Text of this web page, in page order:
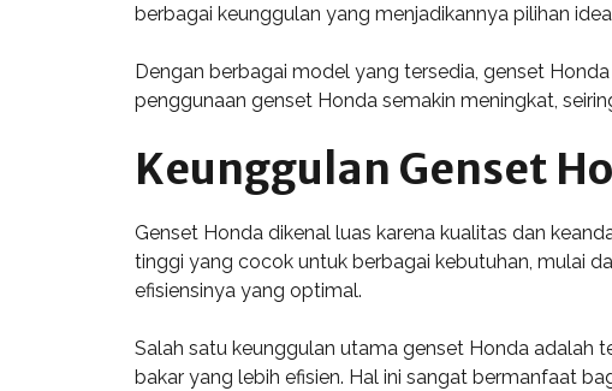
berbagai keunggulan yang menjadikannya pilihan
Dengan berbagai model yang tersedia, genset
penggunaan genset Honda semakin meningkat,
Keunggulan Genset
Genset Honda dikenal luas karena kualitas dan
tinggi yang cocok untuk berbagai kebutuhan, mulai
efisiensinya yang optimal.
Salah satu keunggulan utama genset Honda adalah
bakar yang lebih efisien. Hal ini sangat bermanfaat